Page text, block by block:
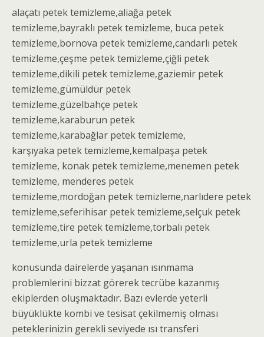
alaçatı petek temizleme,aliağa petek
temizleme,bayraklı petek temizleme, buca petek
temizleme,bornova petek temizleme,candarlı petek
temizleme,çeşme petek temizleme,çiğli petek
temizleme,dikili petek temizleme,gaziemir petek
temizleme,gümüldür petek
temizleme,güzelbahçe petek
temizleme,karaburun petek
temizleme,karabağlar petek temizleme,
karşıyaka petek temizleme,kemalpaşa petek
temizleme, konak petek temizleme,menemen petek
temizleme, menderes petek
temizleme,mordoğan petek temizleme,narlıdere petek
temizleme,seferihisar petek temizleme,selçuk petek
temizleme,tire petek temizleme,torbalı petek
temizleme,urla petek temizleme
konusunda dairelerde yaşanan ısınmama
problemlerini bizzat görerek tecrübe kazanmış
ekiplerden oluşmaktadır. Bazı evlerde yeterli
büyüklükte kombi ve tesisat çekilmemiş olması
peteklerinizin gerekli seviyede ısı transferi